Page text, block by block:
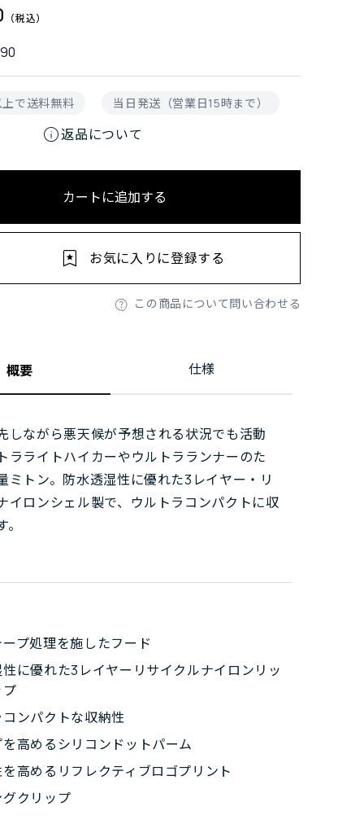
で送料無料 当日発送（営業日15時まで）
info返品について
カートに追加する
この商品について問い合わせる
お気に入りに登録する
概要 仕様
しながら悪天候が予想される状況でも活動
ラライトハイカーやウルトラランナーのた
ミトン。防水透湿性に優れた3レイヤー・リ
イロンシェル製で、ウルトラコンパクトに収
プ処理を施したフード
に優れた3レイヤーリサイクルナイロンリッ
ンパクトな収納性
高めるシリコンドットパーム
高めるリフレクティブロゴプリント
クリップ